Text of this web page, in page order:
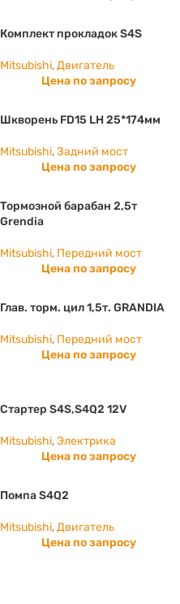
Комплект прокладок S4S
Mitsubishi,Двигатель
Цена по запросу
Шкворень FD15 LH 25*174мм
Mitsubishi,Задний мост
Цена по запросу
Тормозной барабан 2,5т
Grendia
Mitsubishi, Передний мост
Цена по запросу
Глав. торм. цил 1,5т. GRANDIA
Mitsubishi, Передний мост
Цена по запросу
Стартер S4S,S4Q2 12V
Mitsubishi,Электрика
Цена по запросу
Помпа S4Q2
Mitsubishi,Двигатель
Цена по запросу